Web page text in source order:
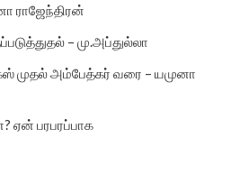
ராஜேந்திரன்
– மு.அப்துல்லா
முதல் அம்பேத்கர் வரை – யமுனா
ஏன் பரபரப்பாக